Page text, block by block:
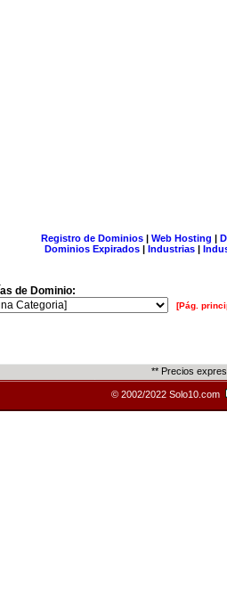
Registro de Dominios| Web Hosting |
Dominios Expirados | Industrias |
de Dominio:
[Pág.
** Precios
© 2002/2022 Solo10.com